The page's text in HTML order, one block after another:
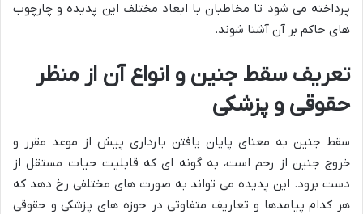
پرداخته می شود تا مخاطبان با ابعاد مختلف این پدیده و چارچوب
های حاکم بر آن آشنا شوند.
تعریف سقط جنین و انواع آن از منظر
حقوقی و پزشکی
سقط جنین به معنای پایان یافتن بارداری پیش از موعد مقرر و
خروج جنین از رحم است، به گونه ای که قابلیت حیات مستقل از
دست برود. این پدیده می تواند به صورت های مختلفی رخ دهد که
هر کدام پیامدها و تعاریف متفاوتی در حوزه های پزشکی و حقوقی